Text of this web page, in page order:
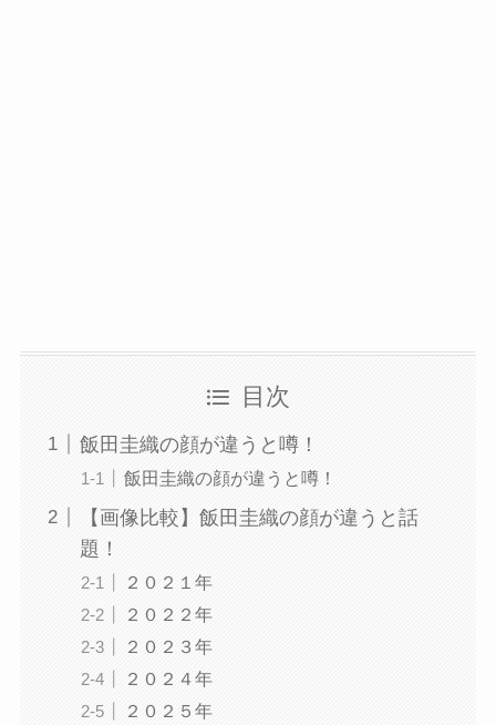
目次
飯田圭織の顔が違うと噂！
飯田圭織の顔が違うと噂！
【画像比較】飯田圭織の顔が違うと話
題！
２０２１年
２０２２年
２０２３年
２０２４年
２０２５年